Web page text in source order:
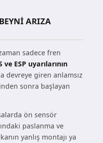
ARIZA
sadece fren
ve ESP uyarılarının
devreye giren anlamsız
sonra başlayan
ön sensör
paslanma ve
yanlış montajı ya